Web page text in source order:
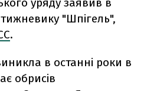
"Шпігель",
.
в останні роки в
обрисів